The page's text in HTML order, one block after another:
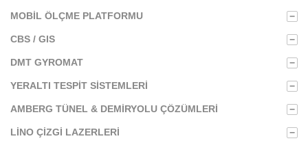
MOBIL ÖLÇME PLATFORMU −
CBS / GIS −
DMT GYROMAT −
YERALTI TESPIT SISTEMLERI −
AMBERG TÜNEL & DEMIRYOLU ÇÖZÜMLERI −
LINO ÇIZGI LAZERLERI −